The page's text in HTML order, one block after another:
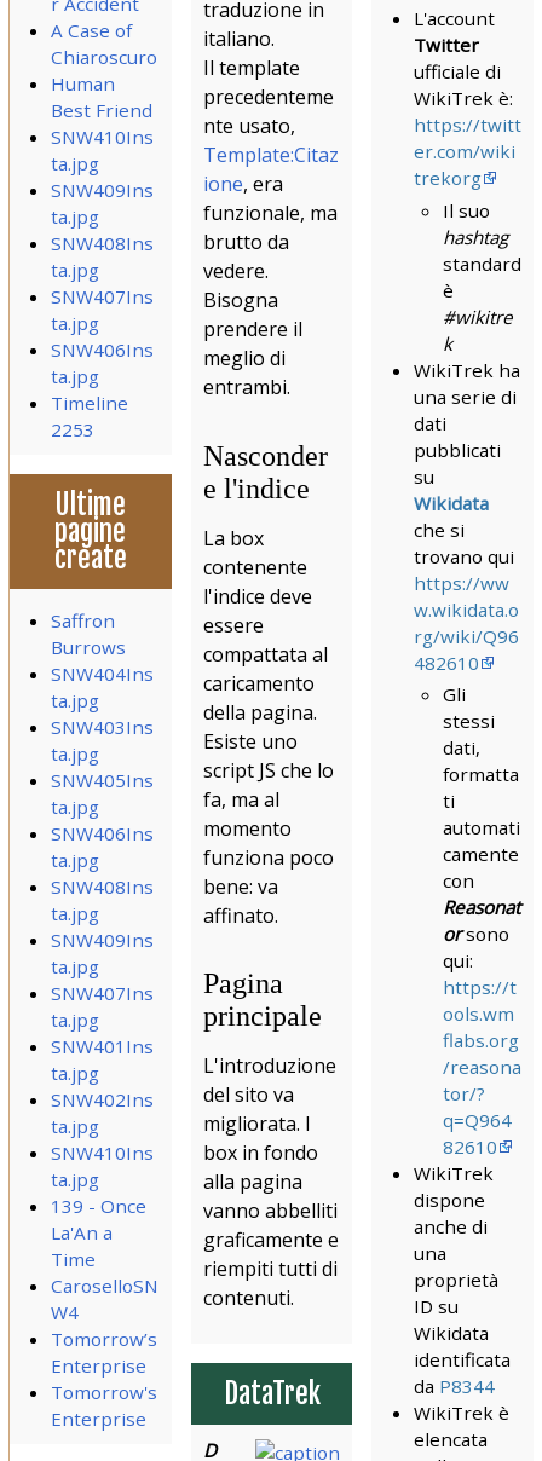
A Case of
Chiaroscuro
Human
Best Friend
SNW410Ins
ta.jpg
SNW409Ins
ta.jpg
SNW408Ins
ta.jpg
SNW407Ins
ta.jpg
SNW406Ins
ta.jpg
Timeline
2253
Ultime
pagine
create
Saffron
Burrows
SNW404Ins
ta.jpg
SNW403Ins
ta.jpg
SNW405Ins
ta.jpg
SNW406Ins
ta.jpg
SNW408Ins
ta.jpg
SNW409Ins
ta.jpg
SNW407Ins
ta.jpg
SNW401Ins
ta.jpg
SNW402Ins
ta.jpg
SNW410Ins
ta.jpg
139 - Once
La'An a
Time
CaroselloSN
W4
Tomorrow’s
Enterprise
Tomorrow's
Enterprise
traduzione in
italiano.
Il template
precedenteme
nte usato,
Template:Citaz
ione, era
funzionale, ma
brutto da
vedere.
Bisogna
prendere il
meglio di
entrambi.
Nasconder
e l'indice
La box
contenente
l'indice deve
essere
compattata al
caricamento
della pagina.
Esiste uno
script JS che lo
fa, ma al
momento
funziona poco
bene: va
affinato.
Pagina
principale
L'introduzione
del sito va
migliorata. I
box in fondo
alla pagina
vanno abbelliti
graficamente e
riempiti tutti di
contenuti.
DataTrek
D
L'account
Twitter
ufficiale di
WikiTrek è:
https://twitt
er.com/wiki
trekorg
Il suo
hashtag
standard
è
#wikitre
k
WikiTrek ha
una serie di
dati
pubblicati
su
Wikidata
che si
trovano qui
https://ww
w.wikidata.o
rg/wiki/Q96
482610
Gli
stessi
dati,
formatta
ti
automati
camente
con
Reasonat
orsono
qui:
https://t
ools.wm
flabs.org
/reasona
tor/?
q=Q964
82610
WikiTrek
dispone
anche di
una
proprietà
ID su
Wikidata
identificata
da P8344
WikiTrek è
elencata